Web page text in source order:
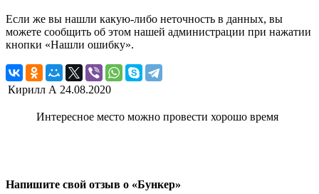
Если же вы нашли какую-либо неточность в данных, вы
можете сообщить об этом нашей администрации при нажатии
кнопки «Нашли ошибку».
Кирилл А 24.08.2020
Интересное место можно провести хорошо время
Напишите свой отзыв о «Бункер»